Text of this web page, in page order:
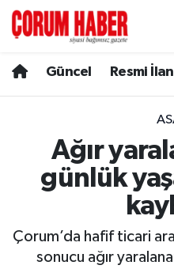
Güncel Resmi
Ağır
günlük
Çorum’da hafif ticari
sonucu ağır
Spor
Resmi İlanlar
Alaca
Boğazkale
Hava Durumu
Çorum Namaz
Trafik Durumu
Süper Lig Puan
Tüm Manşetler